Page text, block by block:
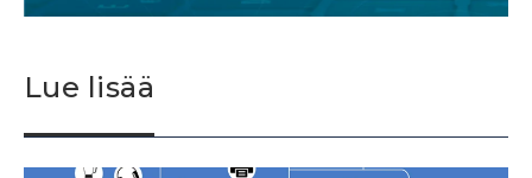
Lue lisää